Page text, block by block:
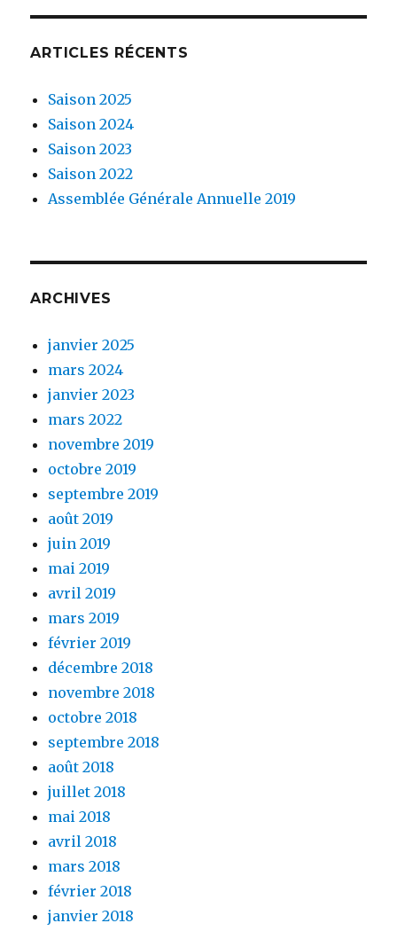
ARTICLES RÉCENTS
Saison 2025
Saison 2024
Saison 2023
Saison 2022
Assemblée Générale Annuelle 2019
ARCHIVES
janvier 2025
mars 2024
janvier 2023
mars 2022
novembre 2019
octobre 2019
septembre 2019
août 2019
juin 2019
mai 2019
avril 2019
mars 2019
février 2019
décembre 2018
novembre 2018
octobre 2018
septembre 2018
août 2018
juillet 2018
mai 2018
avril 2018
mars 2018
février 2018
janvier 2018